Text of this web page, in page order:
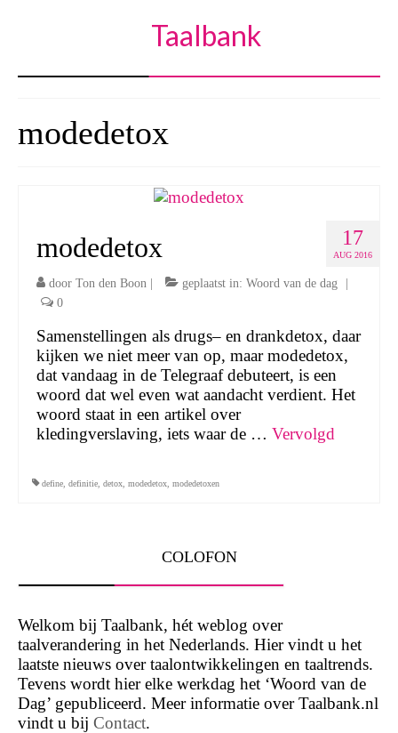
Taalbank
modedetox
17
AUG 2016
modedetox
door Ton den Boon | geplaatst in: Woord van de dag
|
0
Samenstellingen als drugs– en drankdetox, daar
kijken we niet meer van op, maar modedetox,
dat vandaag in de Telegraaf debuteert, is een
woord dat wel even wat aandacht verdient. Het
woord staat in een artikel over
kledingverslaving, iets waar de … Vervolgd
define definitie detox modedetox modedetoxen
COLOFON
Welkom bij Taalbank, hét weblog over
taalverandering in het Nederlands. Hier vindt u het
laatste nieuws over taalontwikkelingen en taaltrends.
Tevens wordt hier elke werkdag het ‘Woord van de
Dag’ gepubliceerd. Meer informatie over Taalbank.nl
vindt u bij Contact.